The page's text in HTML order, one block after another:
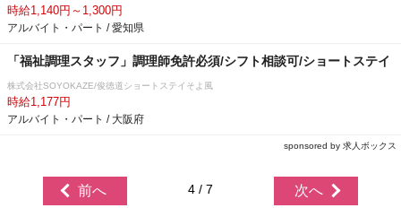
時給1,140円～1,300円
アルバイト・パート / 愛知県
「福祉調理スタッフ」調理師免許必須/シフト相談可/ショートステイ
株式会社SOYOKAZE/俊徳道ショートステイそよ風
時給1,177円
アルバイト・パート / 大阪府
sponsored by 求人ボックス
前へ 4 / 7 次へ